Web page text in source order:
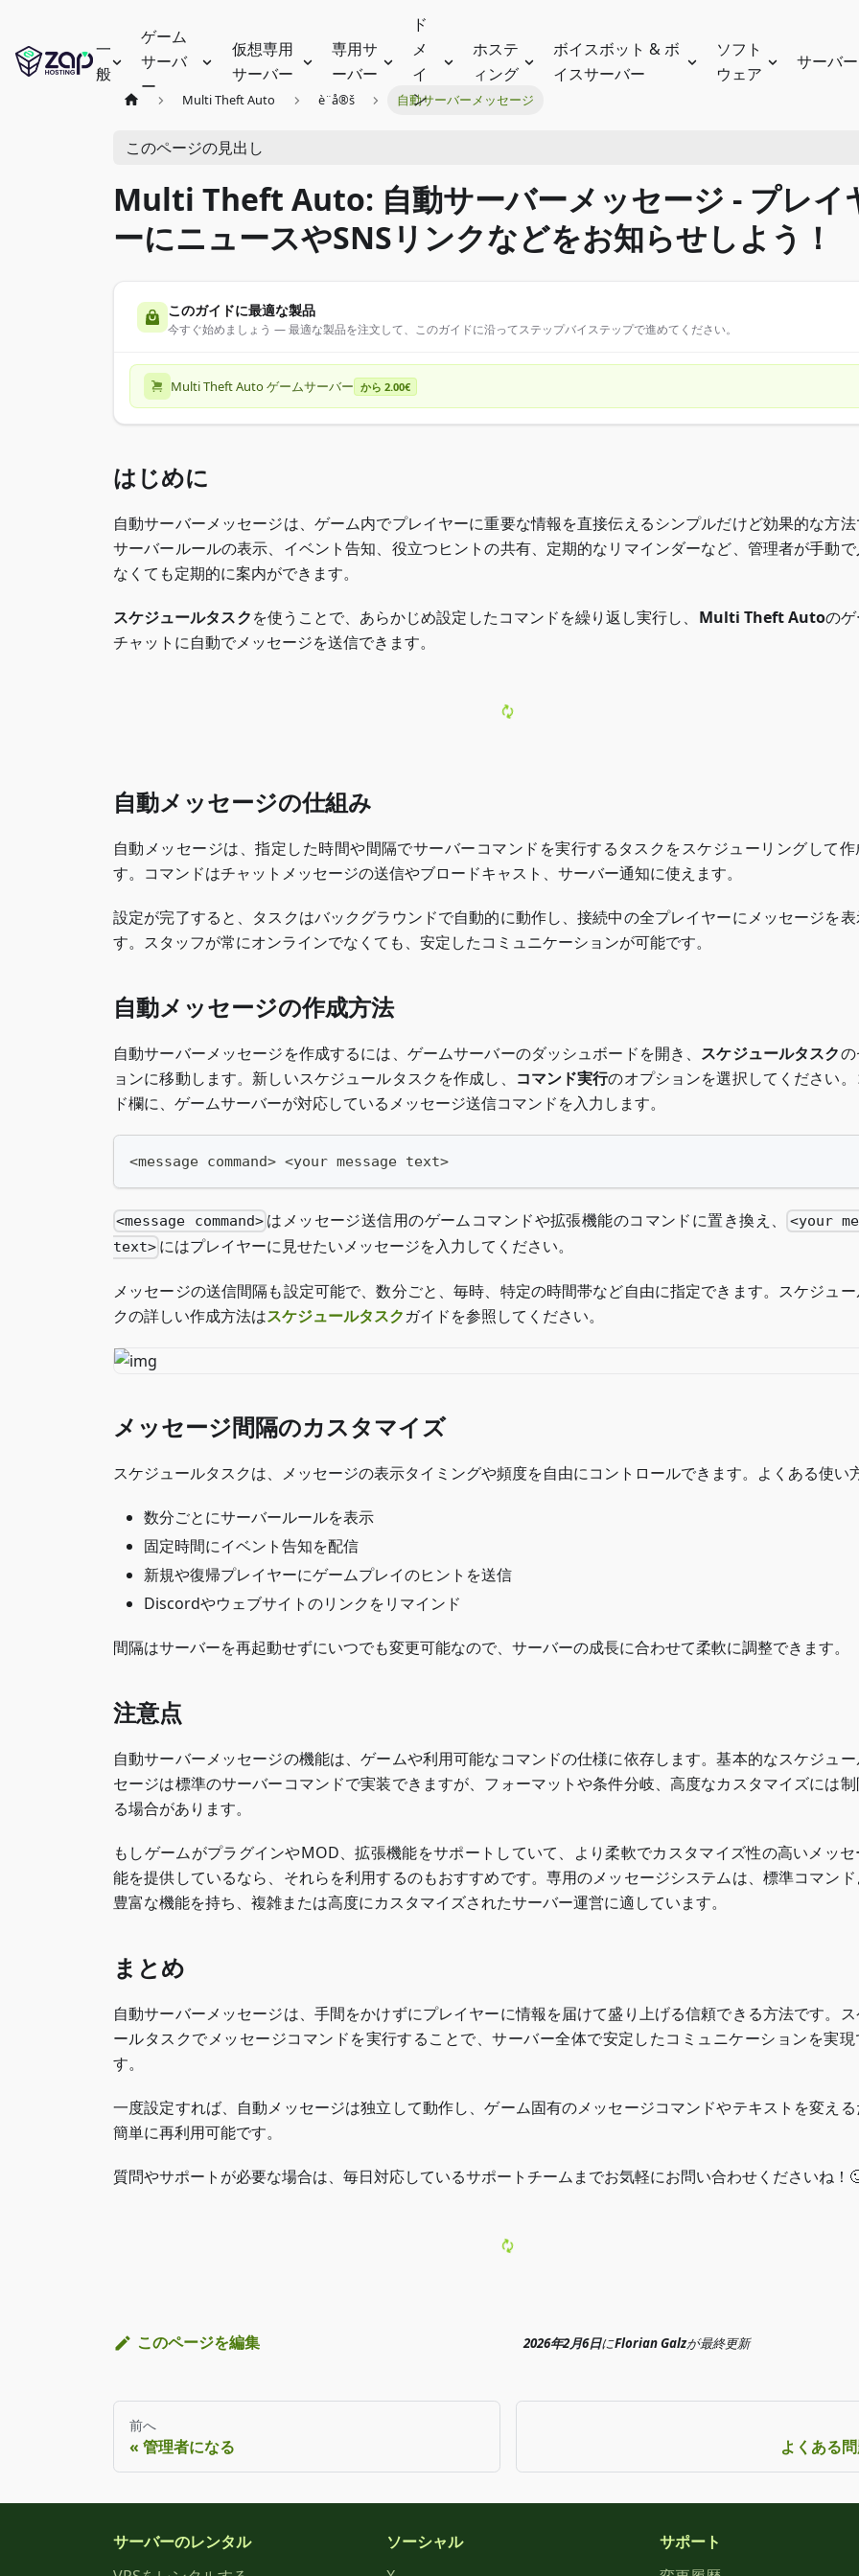
一
般
ゲーム
サーバ
ー
仮想専用
サーバー
専用サ
ーバー
ド
メ
イ
ン
ホステ
ィング
ボイスボット & ボ
イスサーバー
ソフト
ウェア
サーバ
Multi Theft Auto è¨­å®š 自動サーバーメッセージ
このページの見出し
Multi Theft Auto: 自動サーバーメッセージ - プレイ
ーにニュースやSNSリンクなどをお知らせしよう！
このガイドに最適な製品
今すぐ始めましょう — 最適な製品を注文して、このガイドに沿ってステップバイステップで進めてください。
Multi Theft Auto ゲームサーバー から 2.00€
はじめに
自動サーバーメッセージは、ゲーム内でプレイヤーに重要な情報を直接伝えるシンプルだけど効果的な方法
サーバールールの表示、イベント告知、役立つヒントの共有、定期的なリマインダーなど、管理者が手動で
なくても定期的に案内ができます。
スケジュールタスクを使うことで、あらかじめ設定したコマンドを繰り返し実行し、 Multi Theft Autoの
チャットに自動でメッセージを送信できます。
自動メッセージの仕組み
自動メッセージは、指定した時間や間隔でサーバーコマンドを実行するタスクをスケジューリングして作
す。コマンドはチャットメッセージの送信やブロードキャスト、サーバー通知に使えます。
設定が完了すると、タスクはバックグラウンドで自動的に動作し、接続中の全プレイヤーにメッセージを表
す。スタッフが常にオンラインでなくても、安定したコミュニケーションが可能です。
自動メッセージの作成方法
自動サーバーメッセージを作成するには、ゲームサーバーのダッシュボードを開き、 スケジュールタスク
ョンに移動します。新しいスケジュールタスクを作成し、
コマンド実行のオプションを選択してください
ド欄に、ゲームサーバーが対応しているメッセージ送信コマンドを入力します。
<message command> <your message text>
<message command> はメッセージ送信用のゲームコマンドや拡張機能のコマンドに置き換え、
<your
text> にはプレイヤーに見せたいメッセージを入力してください。
メッセージの送信間隔も設定可能で、数分ごと、毎時、特定の時間帯など自由に指定できます。スケジュー
クの詳しい作成方法はスケジュールタスクガイドを参照してください。
メッセージ間隔のカスタマイズ
スケジュールタスクは、メッセージの表示タイミングや頻度を自由にコントロールできます。よくある使い
数分ごとにサーバールールを表示
固定時間にイベント告知を配信
新規や復帰プレイヤーにゲームプレイのヒントを送信
Discordやウェブサイトのリンクをリマインド
間隔はサーバーを再起動せずにいつでも変更可能なので、サーバーの成長に合わせて柔軟に調整できます。
注意点
自動サーバーメッセージの機能は、ゲームや利用可能なコマンドの仕様に依存します。基本的なスケジュー
セージは標準のサーバーコマンドで実装できますが、フォーマットや条件分岐、高度なカスタマイズには
る場合があります。
もしゲームがプラグインやMOD、拡張機能をサポートしていて、より柔軟でカスタマイズ性の高いメッ
能を提供しているなら、それらを利用するのもおすすめです。専用のメッセージシステムは、標準コマンド
豊富な機能を持ち、複雑または高度にカスタマイズされたサーバー運営に適しています。
まとめ
自動サーバーメッセージは、手間をかけずにプレイヤーに情報を届けて盛り上げる信頼できる方法です。ス
ールタスクでメッセージコマンドを実行することで、サーバー全体で安定したコミュニケーションを実現
す。
一度設定すれば、自動メッセージは独立して動作し、ゲーム固有のメッセージコマンドやテキストを変え
簡単に再利用可能です。
質問やサポートが必要な場合は、毎日対応しているサポートチームまでお気軽にお問い合わせくださいね！
このページを編集 2026年2月6日にFlorian Galzが最終更新
前へ
管理者になる よくある
サーバーのレンタル
ソーシャル
サポート